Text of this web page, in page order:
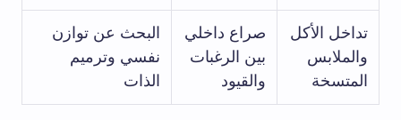
تداخل الأكل
والملابس
المتسخة
صراع داخلي
بين الرغبات
والقيود
البحث عن توازن
نفسي وترميم
الذات